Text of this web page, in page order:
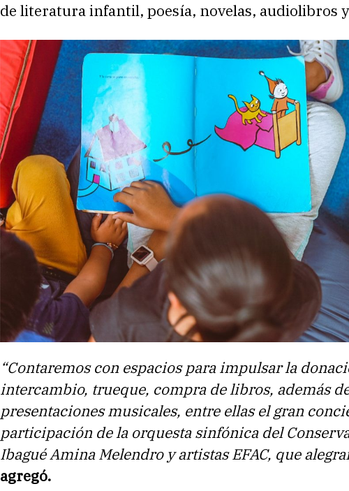
de literatura infantil, poesía, novelas, audiolibros
“Contaremos con espacios para impulsar la
intercambio, trueque, compra de libros, además
presentaciones musicales, entre ellas el gran
participación de la orquesta sinfónica del
Ibagué Amina Melendro y artistas EFAC, que
agregó.